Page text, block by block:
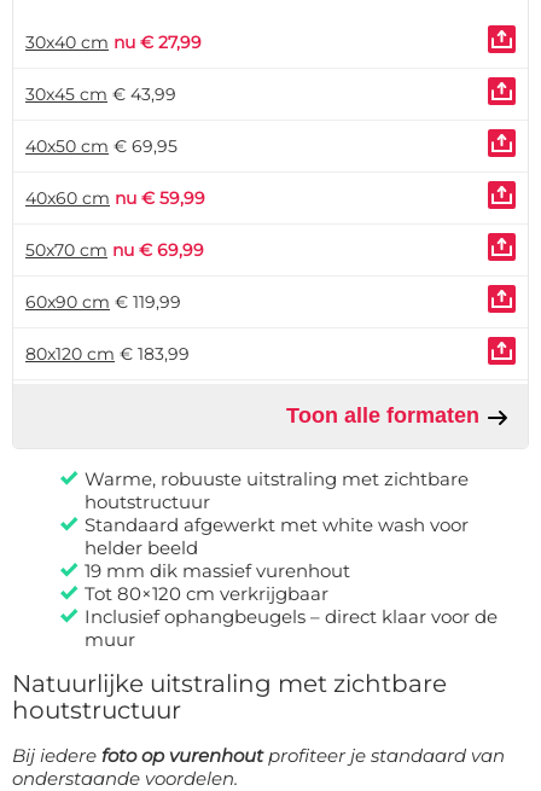
70x100 cm: € 139,99
80x80 cm: nu € 119,99
80x120 cm: € 183,99
90x90 cm:€ 159,99
90x120 cm: € 204,99
100x100 cm:€ 190,99
30x40 cm nu € 27,99
30x45 cm € 43,99
40x50 cm € 69,95
40x60 cm nu € 59,99
50x70 cm nu € 69,99
60x90 cm € 119,99
80x120 cm € 183,99
Toon alle formaten
Warme, robuuste uitstraling met zichtbare
houtstructuur
Standaard afgewerkt met white wash voor
helder beeld
19 mm dik massief vurenhout
Tot 80×120 cm verkrijgbaar
Inclusief ophangbeugels – direct klaar voor de
muur
Natuurlijke uitstraling met zichtbare
houtstructuur
Bij iedere foto op vurenhoutprofiteer je standaard van
onderstaande voordelen.